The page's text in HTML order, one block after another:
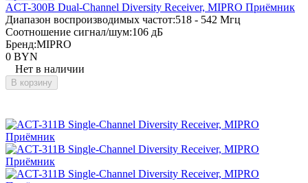
ACT-300B Dual-Channel Diversity Receiver, MIPRO Приёмник
Диапазон воспроизводимых частот:518 - 542 Мгц
Соотношение сигнал/шум:106 дБ
Бренд:MIPRO
0 BYN
Нет в наличии
В корзину